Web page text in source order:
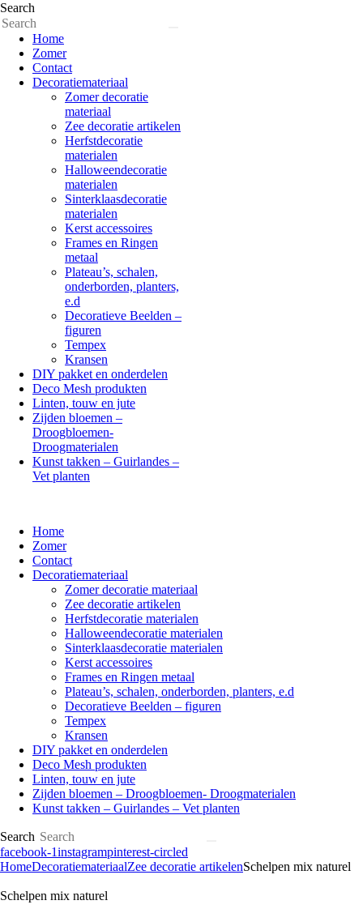
Search
Home
Zomer
Contact
Decoratiemateriaal
Zomer decoratie
materiaal
Zee decoratie artikelen
Herfstdecoratie
materialen
Halloweendecoratie
materialen
Sinterklaasdecoratie
materialen
Kerst accessoires
Frames en Ringen
metaal
Plateau’s, schalen,
onderborden, planters,
e.d
Decoratieve Beelden –
figuren
Tempex
Kransen
DIY pakket en onderdelen
Deco Mesh produkten
Linten, touw en jute
Zijden bloemen –
Droogbloemen-
Droogmaterialen
Kunst takken – Guirlandes –
Vet planten
Home
Zomer
Contact
Decoratiemateriaal
Zomer decoratie materiaal
Zee decoratie artikelen
Herfstdecoratie materialen
Halloweendecoratie materialen
Sinterklaasdecoratie materialen
Kerst accessoires
Frames en Ringen metaal
Plateau’s, schalen, onderborden, planters, e.d
Decoratieve Beelden – figuren
Tempex
Kransen
DIY pakket en onderdelen
Deco Mesh produkten
Linten, touw en jute
Zijden bloemen – Droogbloemen- Droogmaterialen
Kunst takken – Guirlandes – Vet planten
Search
facebook-1instagrampinterest-circled
HomeDecoratiemateriaalZee decoratie artikelenSchelpen mix naturel
Schelpen mix naturel